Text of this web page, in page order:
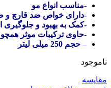
-مناسب انواع مو
-دارای خواص ضد قارچ
-کمک به بهبود و جلوگیری
-حاوی ترکیبات موثر
– حجم 250 میلی لیتر
ناموجود
مقایسه